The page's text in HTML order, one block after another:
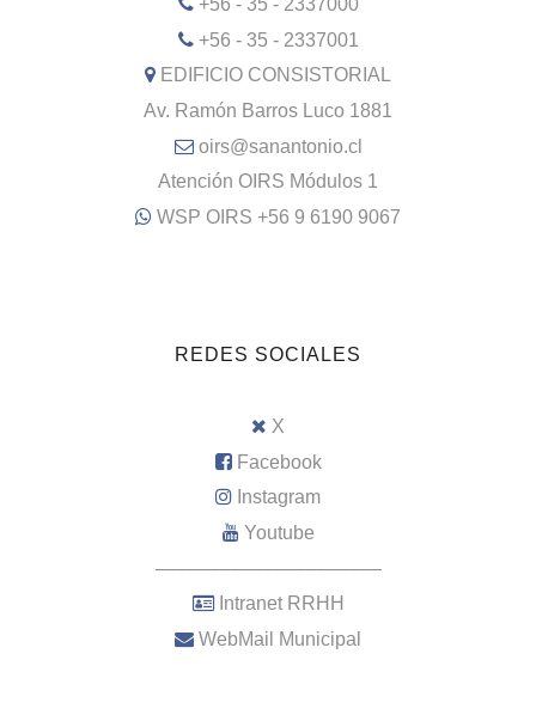
+56 - 35 - 2337000
+56 - 35 - 2337001
EDIFICIO CONSISTORIAL
Av. Ramón Barros Luco 1881
oirs@sanantonio.cl
Atención OIRS Módulos 1
WSP OIRS +56 9 6190 9067
REDES SOCIALES
X
Facebook
Instagram
Youtube
–––––––––––––––––––––
Intranet RRHH
WebMail Municipal